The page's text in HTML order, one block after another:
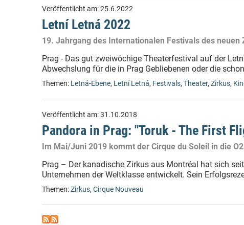
Veröffentlicht am:25.6.2022
Letní Letná 2022
19. Jahrgang des Internationalen Festivals des neuen
Prag - Das gut zweiwöchige Theaterfestival auf der
Abwechslung für die in Prag Gebliebenen oder die
Themen: Letná-Ebene, Letní Letná, Festivals, Theater, Zirkus,
Veröffentlicht am:31.10.2018
Pandora in Prag: "Toruk - The First
Im Mai/Juni 2019 kommt der Cirque du Soleil in die
Prag – Der kanadische Zirkus aus Montréal hat sich
Unternehmen der Weltklasse entwickelt. Sein
Themen:Zirkus, Cirque Nouveau